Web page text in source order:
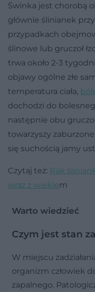
Świnka jest chorobą
głównie ślinianek
przypadkach
ślinowe lub gruczoł
trwa około 2-3
objawy ogólne złe
temperatura ciała,
dochodzi do
następnie obu
towarzyszy
się suchością jamy
Czytaj też: Rak
wraz z wiekiem
Warto wiedzieć
Czym jest stan
W miejscu
organizm człowiek
zapalnego.